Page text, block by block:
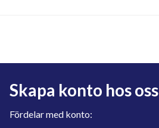
Skapa konto hos oss
Fördelar med konto: